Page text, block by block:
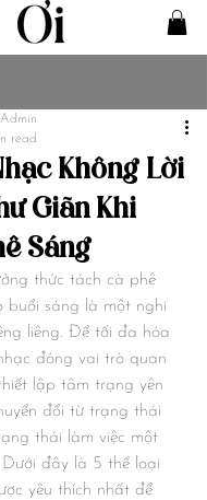
Không Lời
Giãn Khi
Sáng
read
thức tách cà phê
buổi sáng là một nghi
liêng. Để tối đa hóa
đóng vai trò quan
lập tâm trạng yên
đổi từ trạng thái
thái làm việc một
đây là 5 thể loại
yêu thích nhất để